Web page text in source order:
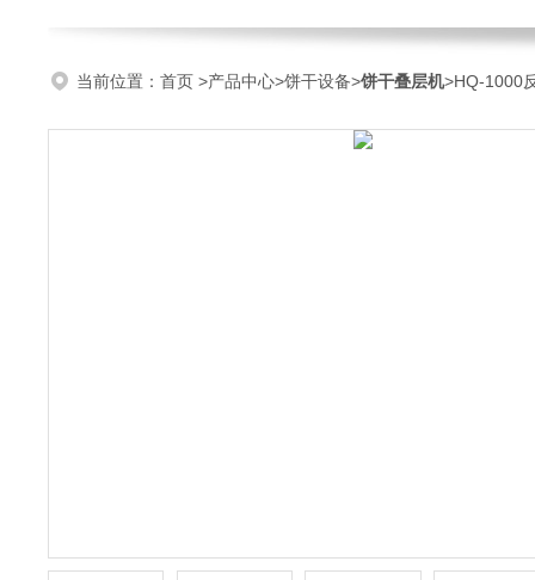
当前位置： 首页 >产品中心>饼干设备>饼干叠层机>HQ-1000